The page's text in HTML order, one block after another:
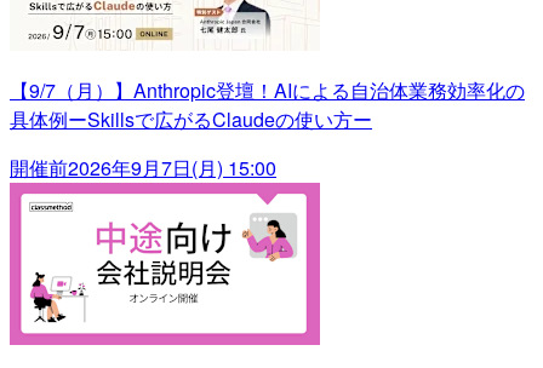
【9/7（月）】Anthropic登壇！AIによる自治体業務効率化の
具体例ーSkillsで広がるClaudeの使い方ー
開催前2026年9月7日(月) 15:00